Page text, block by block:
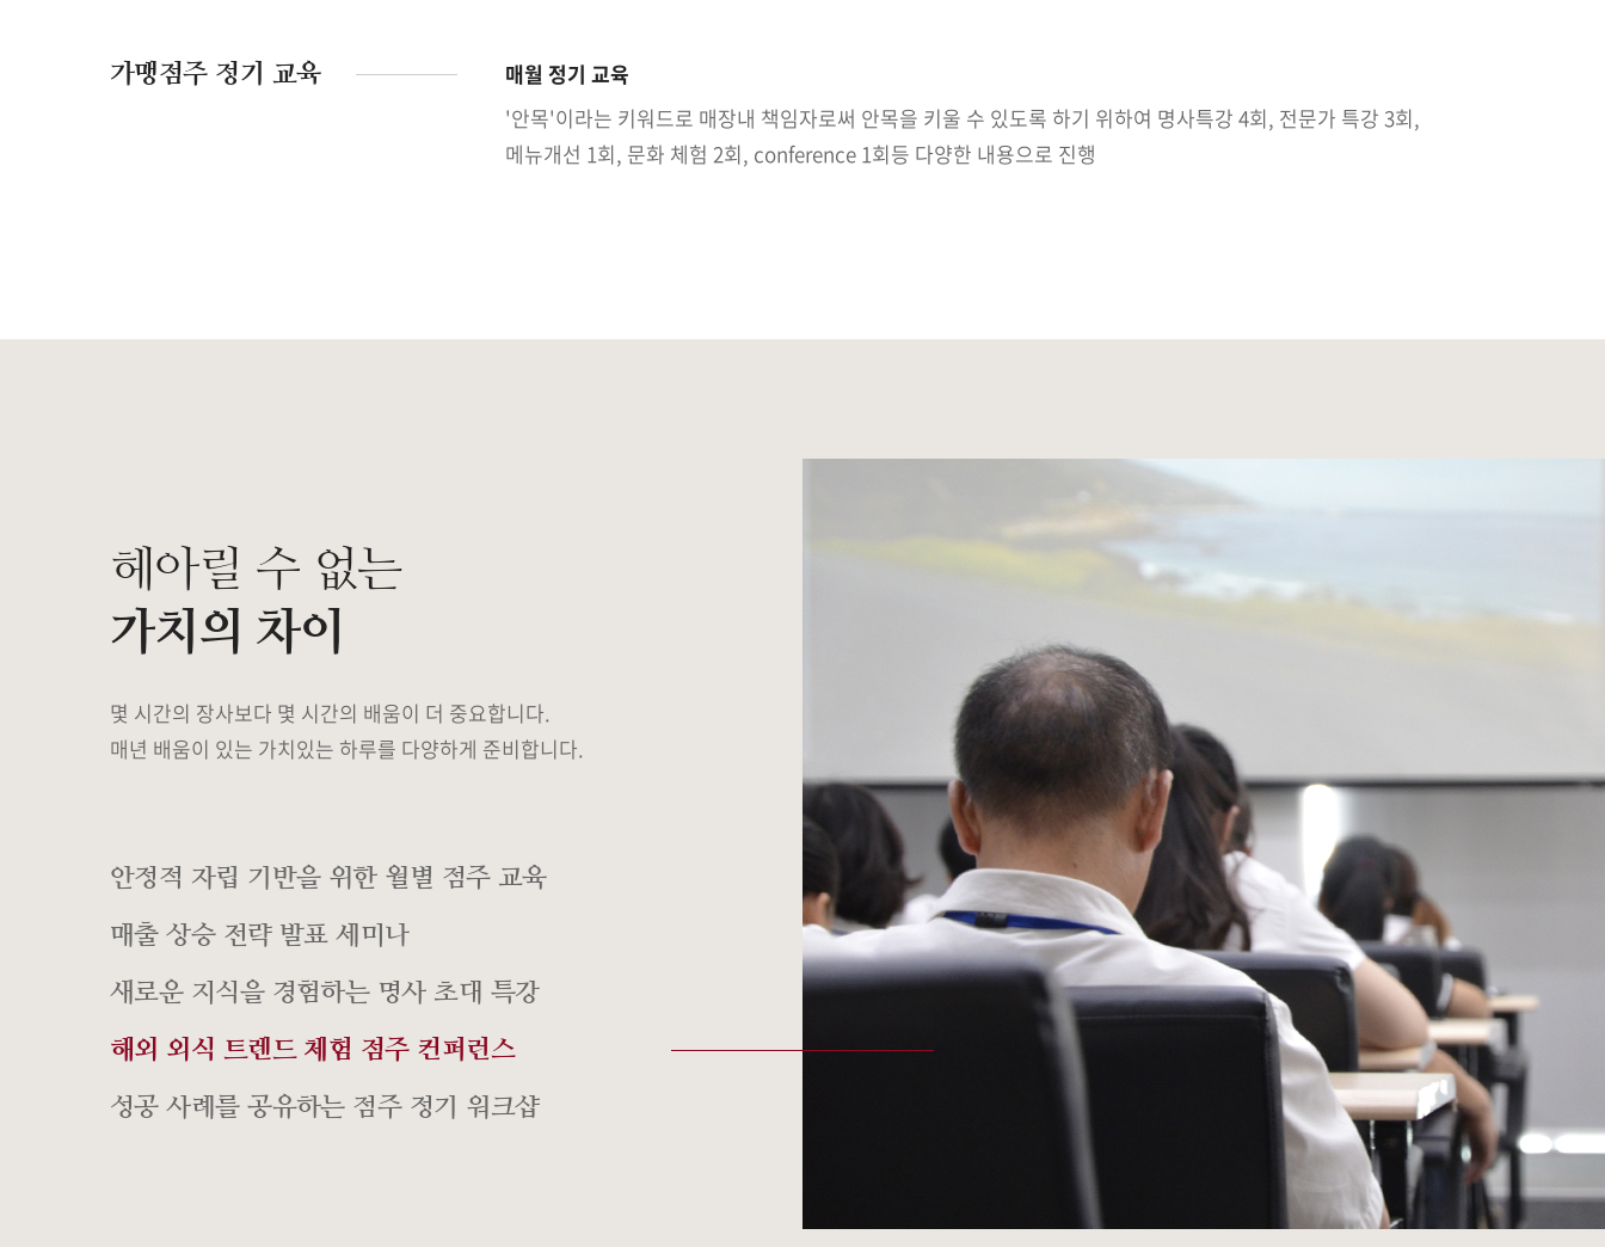
가맹점주 정기 교육
매월 정기 교육
'안목'이라는 키워드로 매장내 책임자로써 안목을 키울 수 있도록 하기 위하여 명사특강 4회, 전문가 특강 3회,
메뉴개선 1회, 문화 체험 2회, conference 1회등 다양한 내용으로 진행
헤아릴 수 없는
가치의 차이
몇 시간의 장사보다 몇 시간의 배움이 더 중요합니다.
매년 배움이 있는 가치있는 하루를 다양하게 준비합니다.
안정적 자립 기반을 위한 월별 점주 교육
매출 상승 전략 발표 세미나
새로운 지식을 경험하는 명사 초대 특강
해외 외식 트렌드 체험 점주 컨퍼런스
성공 사례를 공유하는 점주 정기 워크샵